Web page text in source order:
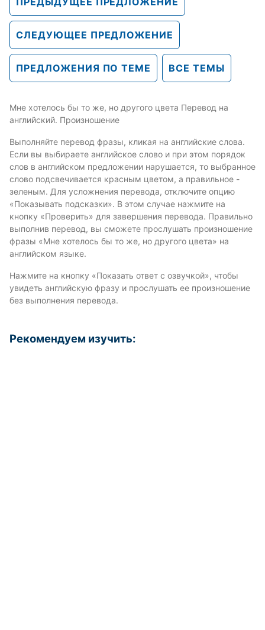
СЛЕДУЮЩЕЕ ПРЕДЛОЖЕНИЕ
ПРЕДЛОЖЕНИЯ ПО ТЕМЕ ВСЕ ТЕМЫ
Мне хотелось бы то же, но другого цвета Перевод на
английский. Произношение
Выполняйте перевод фразы, кликая на английские слова.
Если вы выбираете английское слово и при этом порядок
слов в английском предложении нарушается, то выбранное
слово подсвечивается красным цветом, а правильное -
зеленым. Для усложнения перевода, отключите опцию
«Показывать подсказки». В этом случае нажмите на
кнопку «Проверить» для завершения перевода. Правильно
выполнив перевод, вы сможете прослушать произношение
фразы «Мне хотелось бы то же, но другого цвета» на
английском языке.
Нажмите на кнопку «Показать ответ с озвучкой», чтобы
увидеть английскую фразу и прослушать ее произношение
без выполнения перевода.
Рекомендуем изучить: